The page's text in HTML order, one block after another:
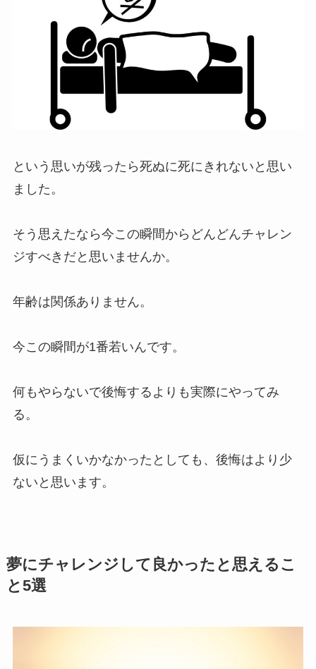
という思いが残ったら死ぬに死にきれないと思い
ました。
そう思えたなら今この瞬間からどんどんチャレン
ジすべきだと思いませんか。
年齢は関係ありません。
今この瞬間が1番若いんです。
何もやらないで後悔するよりも実際にやってみ
る。
仮にうまくいかなかったとしても、後悔はより少
ないと思います。
夢にチャレンジして良かったと思えるこ
と5選